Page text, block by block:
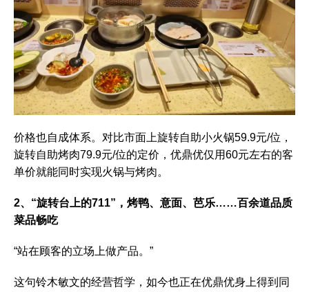
价格也自成体系。对比市面上旋转自助小火锅59.9元/位，
旋转自助烤肉79.9元/位的定价，优鼎优仅用60元左右的客
单价就能同时实现火锅与烤肉。
2、“旋转台上的711”，烤鸭、意面、芭乐……百余道品质
菜品畅吃
“站在顾客的立场上做产品。”
这句铃木敏文的经营哲学，如今也正在优鼎优身上得到同